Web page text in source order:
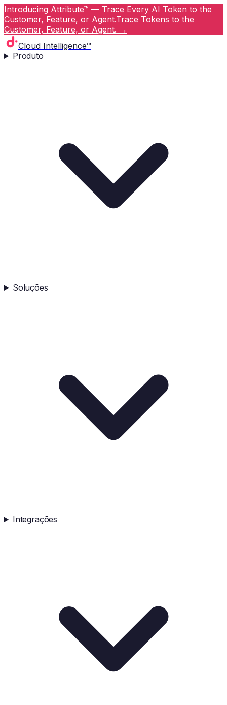
Introducing Attribute™ — Trace Every AI Token to the
Customer, Feature, or Agent.Trace Tokens to the
Customer, Feature, or Agent. →
Cloud Intelligence™
Produto
Soluções
Integrações